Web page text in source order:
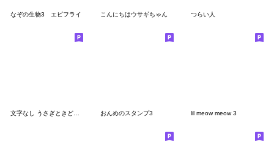
なぞの生物3 エビフライ こんにちはウサギちゃん つらい人
おんめのスタンプ3 lil meow meow 3